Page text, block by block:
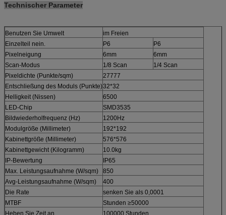
Technischer Parameter
Benutzen Sie Umwelt
im Freien
Einzelteil nein.
P6
P6
Pixelneigung
6mm
6mm
Scan-Modus
1/8 Scan
1/4 Scan
Pixeldichte (Punkte/sqm)
27777
Entschließung des Moduls (Punkte)32*32
Helligkeit (Nissen)
6500
LED-Chip
SMD3535
Bildwiederholfrequenz (Hz)
1200Hz
Modulgröße (Millimeter)
192*192
Kabinettgröße (Millimeter)
576*576
Kabinettgewicht (Kilogramm)
10.0kg
IP-Bewertung
IP65
Max. Leistungsaufnahme (W/sqm)
850
Avg-Leistungsaufnahme (W/sqm)
400
Die Rate
senken Sie als 0,0001
MTBF
Stunden ≥50000
Heben Sie Zeit an
100000 Stunden